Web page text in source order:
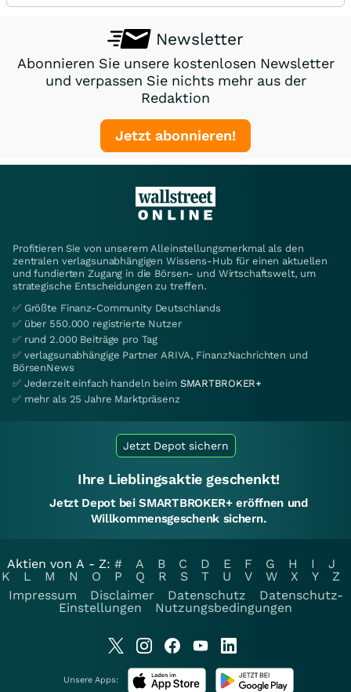
Newsletter
Abonnieren Sie unsere kostenlosen Newsletter
und verpassen Sie nichts mehr aus der
Redaktion
Jetzt abonnieren!
Profitieren Sie von unserem Alleinstellungsmerkmal als den
zentralen verlagsunabhängigen Wissens-Hub für einen aktuellen
und fundierten Zugang in die Börsen- und Wirtschaftswelt, um
strategische Entscheidungen zu treffen.
✅ Größte Finanz-Community Deutschlands
✅ über 550.000 registrierte Nutzer
✅ rund 2.000 Beiträge pro Tag
✅ verlagsunabhängige Partner ARIVA, FinanzNachrichten und
BörsenNews
✅ Jederzeit einfach handeln beim SMARTBROKER+
✅ mehr als 25 Jahre Marktpräsenz
Jetzt Depot sichern
Ihre Lieblingsaktie geschenkt!
Jetzt Depot bei SMARTBROKER+ eröffnen und
Willkommensgeschenk sichern.
Aktien von A - Z: # A B C D E F G H I
J
K
L M N O P Q R S T U V W X Y
Z
Impressum
Disclaimer Datenschutz
Datenschutz-
Einstellungen
Nutzungsbedingungen
Unsere Apps: